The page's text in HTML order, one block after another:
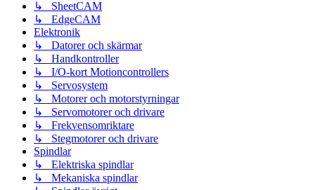
↳ SheetCAM
↳ EdgeCAM
Elektronik
↳ Datorer och skärmar
↳ Handkontroller
↳ I/O-kort Motioncontrollers
↳ Servosystem
↳ Motorer och motorstyrningar
↳ Servomotorer och drivare
↳ Frekvensomriktare
↳ Stegmotorer och drivare
Spindlar
↳ Elektriska spindlar
↳ Mekaniska spindlar